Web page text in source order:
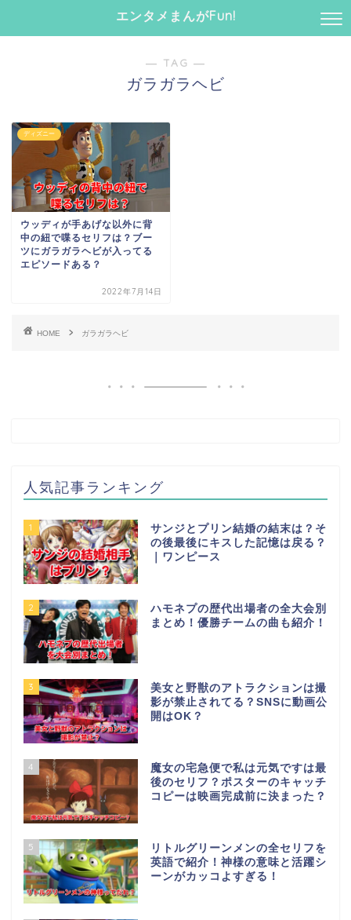
エンタメまんがFun!
― TAG ―
ガラガラヘビ
ディズニー
ウッディが手あげな以外に背
中の紐で喋るセリフは？ブー
ツにガラガラヘビが入ってる
エピソードある？
2022年7月14日
HOME ガラガラヘビ
人気記事ランキング
1
サンジとプリン結婚の結末は？そ
の後最後にキスした記憶は戻る？
｜ワンピース
2
ハモネプの歴代出場者の全大会別
まとめ！優勝チームの曲も紹介！
3
美女と野獣のアトラクションは撮
影が禁止されてる？SNSに動画公
開はOK？
4
魔女の宅急便で私は元気ですは最
後のセリフ？ポスターのキャッチ
コピーは映画完成前に決まった？
5
リトルグリーンメンの全セリフを
英語で紹介！神様の意味と活躍シ
ーンがカッコよすぎる！